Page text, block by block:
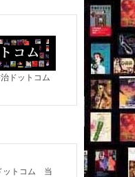
ドットコム
ットコム 当